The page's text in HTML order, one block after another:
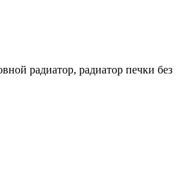
радиатор, радиатор печки без